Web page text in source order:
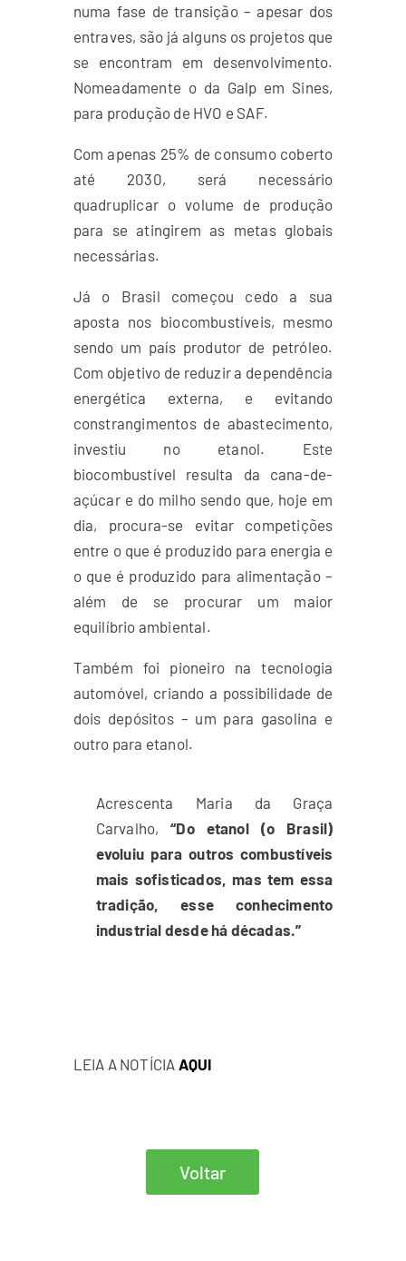
numa fase de transição – apesar dos
entraves, são já alguns os projetos que
se encontram em desenvolvimento.
Nomeadamente o da Galp em Sines,
para produção de HVO e SAF.
Com apenas 25% de consumo coberto
até 2030, será necessário
quadruplicar o volume de produção
para se atingirem as metas globais
necessárias.
Já o Brasil começou cedo a sua
aposta nos biocombustíveis, mesmo
sendo um país produtor de petróleo.
Com objetivo de reduzir a dependência
energética externa, e evitando
constrangimentos de abastecimento,
investiu no etanol. Este
biocombustível resulta da cana-de-
açúcar e do milho sendo que, hoje em
dia, procura-se evitar competições
entre o que é produzido para energia e
o que é produzido para alimentação –
além de se procurar um maior
equilíbrio ambiental.
Também foi pioneiro na tecnologia
automóvel, criando a possibilidade de
dois depósitos – um para gasolina e
outro para etanol.
Acrescenta Maria da Graça
Carvalho,“Do etanol (o Brasil)
evoluiu para outros combustíveis
mais sofisticados, mas tem essa
tradição, esse conhecimento
industrial desde há décadas.”
LEIA A NOTÍCIA AQUI
Voltar